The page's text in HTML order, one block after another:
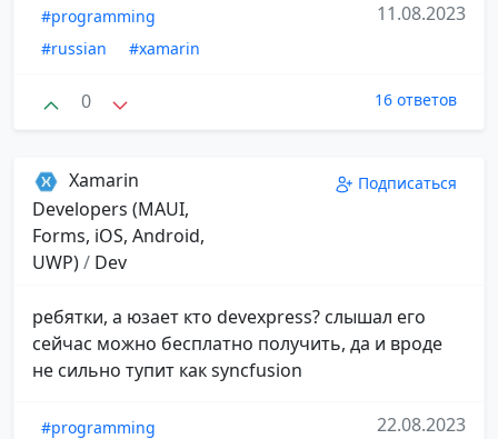
#programming
#russian
#xamarin
11.08.2023
0 16 ответов
Xamarin
Developers (MAUI,
Forms, iOS, Android,
UWP)/ Dev
Подписаться
ребятки, а юзает кто devexpress? слышал его
сейчас можно бесплатно получить, да и вроде
не сильно тупит как syncfusion
#programming
22.08.2023